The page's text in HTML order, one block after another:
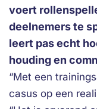
voert
deelnemers te
leert pas echt
houding en
“Met een
casus op een